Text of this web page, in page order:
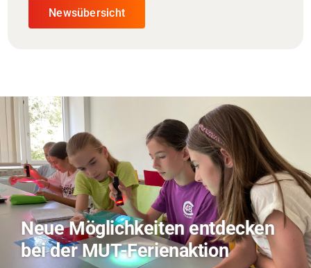
Newsübersicht
TVO berichtet über Forschung
zu KI in der Landwirtschaft